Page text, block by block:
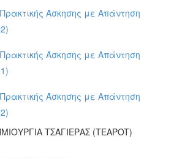
Άσκησης με Απάντηση
Άσκησης με Απάντηση
Άσκησης με Απάντηση
ΤΣΑΓΙΕΡΑΣ (TEAPOT)